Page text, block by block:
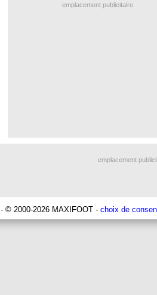
emplacement publicitaire
emplacement
- © 2000-2026 MAXIFOOT - choix de